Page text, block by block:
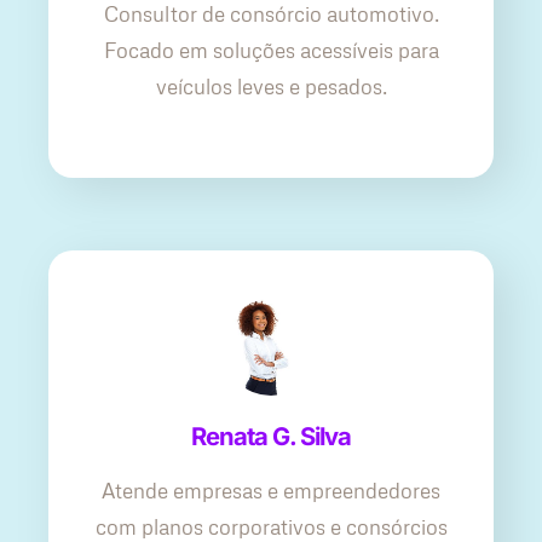
Consultor de consórcio automotivo.
Focado em soluções acessíveis para
veículos leves e pesados.
Renata G. Silva
Atende empresas e empreendedores
com planos corporativos e consórcios